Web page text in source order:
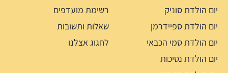
יום הולדת סוניק
יום הולדת ספיידרמן
יום הולדת סמי הכבאי
יום הולדת נסיכות
רשימת מועדפים
שאלות ותשובות
לחגוג אצלנו